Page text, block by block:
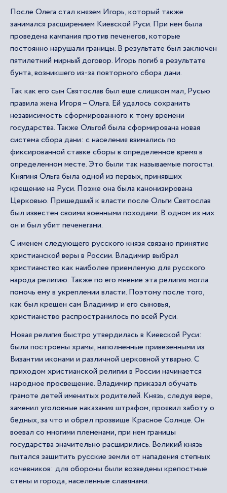
После Олега стал князем Игорь, который также
занимался расширением Киевской Руси. При нем была
проведена кампания против печенегов, которые
постоянно нарушали границы. В результате был заключен
пятилетний мирный договор. Игорь погиб в результате
бунта, возникшего из-за повторного сбора дани.
Так как его сын Святослав был еще слишком мал, Русью
правила жена Игоря – Ольга. Ей удалось сохранить
независимость сформированного к тому времени
государства. Также Ольгой была сформирована новая
система сбора дани: с населения взимались по
фиксированной ставке сборы в определенное время в
определенном месте. Это были так называемые погосты.
Княгиня Ольга была одной из первых, принявших
крещение на Руси. Позже она была канонизирована
Церковью. Пришедший к власти после Ольги Святослав
был известен своими военными походами. В одном из них
он и был убит печенегами.
С именем следующего русского князя связано принятие
христианской веры в России. Владимир выбрал
христианство как наиболее приемлемую для русского
народа религию. Также по его мнение эта религия могла
помочь ему в укреплении власти. Поэтому после того,
как был крещен сам Владимир и его сыновья,
христианство распространилось по всей Руси.
Новая религия быстро утвердилась в Киевской Руси:
были построены храмы, наполненные привезенными из
Византии иконами и различной церковной утварью. С
приходом христианской религии в России начинается
народное просвещение. Владимир приказал обучать
грамоте детей именитых родителей. Князь, следуя вере,
заменил уголовные наказания штрафом, проявил заботу о
бедных, за что и обрел прозвище Красное Солнце. Он
воевал со многими племенами, при нем границы
государства значительно расширились. Великий князь
пытался защитить русские земли от нападения степных
кочевников: для обороны были возведены крепостные
стены и города, населенные славянами.